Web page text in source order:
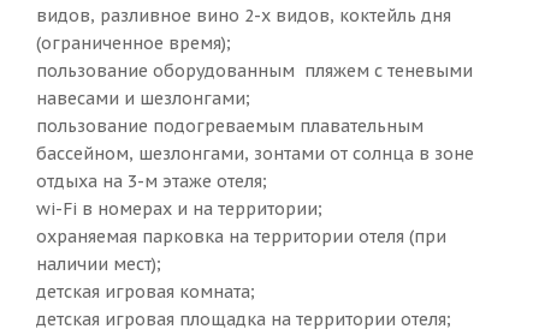
видов, разливное вино 2-х видов, коктейль дня
(ограниченное время);
пользование оборудованным пляжем с теневыми
навесами и шезлонгами;
пользование подогреваемым плавательным
бассейном, шезлонгами, зонтами от солнца в зоне
отдыха на 3-м этаже отеля;
wi-Fi в номерах и на территории;
охраняемая парковка на территории отеля (при
наличии мест);
детская игровая комната;
детская игровая площадка на территории отеля;